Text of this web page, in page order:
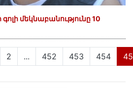
մեկնաբանությունը 10
2 ... 452 453 454